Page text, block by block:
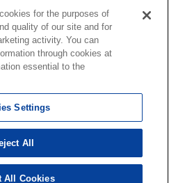
ス WEBサイト・システム向け地
発キット MapFan DB 住所確認
マ広告 Geo-Research
for the purposes of
quality of our site and for
activity. You can
through cookies at
essential to the
Settings
All
All Cookies